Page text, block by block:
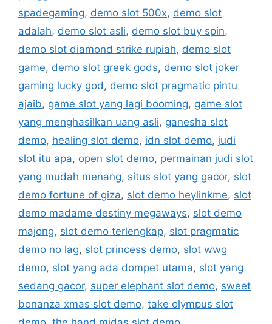
spadegaming, demo slot 500x, demo slot
adalah, demo slot asli, demo slot buy spin,
demo slot diamond strike rupiah, demo slot
game, demo slot greek gods, demo slot joker
gaming lucky god, demo slot pragmatic pintu
ajaib, game slot yang lagi booming, game slot
yang menghasilkan uang asli, ganesha slot
demo, healing slot demo, idn slot demo, judi
slot itu apa, open slot demo, permainan judi slot
yang mudah menang, situs slot yang gacor, slot
demo fortune of giza, slot demo heylinkme, slot
demo madame destiny megaways, slot demo
majong, slot demo terlengkap, slot pragmatic
demo no lag, slot princess demo, slot wwg
demo, slot yang ada dompet utama, slot yang
sedang gacor, super elephant slot demo, sweet
bonanza xmas slot demo, take olympus slot